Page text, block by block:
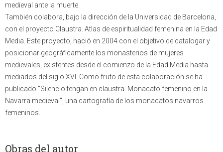
medieval ante la muerte.
También colabora, bajo la dirección de la Universidad de Barcelona,
con el proyecto Claustra. Atlas de espiritualidad femenina en la Edad
Media. Este proyecto, nació en 2004 con el objetivo de catalogar y
posicionar geográficamente los monasterios de mujeres
medievales, existentes desde el comienzo de la Edad Media hasta
mediados del siglo XVI. Como fruto de esta colaboración se ha
publicado "Silencio tengan en claustra. Monacato femenino en la
Navarra medieval", una cartografía de los monacatos navarros
femeninos.
Obras del autor